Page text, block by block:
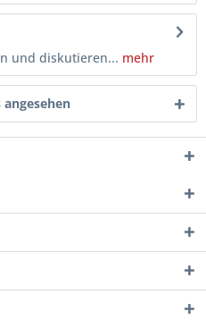
und diskutieren... mehr